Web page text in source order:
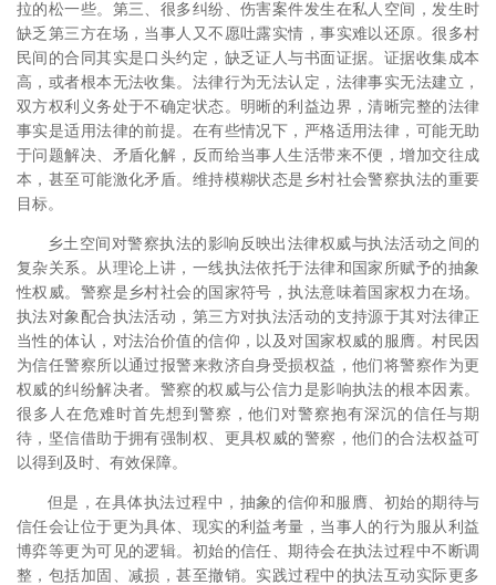
拉的松一些。第三、很多纠纷、伤害案件发生在私人空间，发生时
缺乏第三方在场，当事人又不愿吐露实情，事实难以还原。很多村
民间的合同其实是口头约定，缺乏证人与书面证据。证据收集成本
高，或者根本无法收集。法律行为无法认定，法律事实无法建立，
双方权利义务处于不确定状态。明晰的利益边界，清晰完整的法律
事实是适用法律的前提。在有些情况下，严格适用法律，可能无助
于问题解决、矛盾化解，反而给当事人生活带来不便，增加交往成
本，甚至可能激化矛盾。维持模糊状态是乡村社会警察执法的重要
目标。
乡土空间对警察执法的影响反映出法律权威与执法活动之间的
复杂关系。从理论上讲，一线执法依托于法律和国家所赋予的抽象
性权威。警察是乡村社会的国家符号，执法意味着国家权力在场。
执法对象配合执法活动，第三方对执法活动的支持源于其对法律正
当性的体认，对法治价值的信仰，以及对国家权威的服膺。村民因
为信任警察所以通过报警来救济自身受损权益，他们将警察作为更
权威的纠纷解决者。警察的权威与公信力是影响执法的根本因素。
很多人在危难时首先想到警察，他们对警察抱有深沉的信任与期
待，坚信借助于拥有强制权、更具权威的警察，他们的合法权益可
以得到及时、有效保障。
但是，在具体执法过程中，抽象的信仰和服膺、初始的期待与
信任会让位于更为具体、现实的利益考量，当事人的行为服从利益
博弈等更为可见的逻辑。初始的信任、期待会在执法过程中不断调
整，包括加固、减损，甚至撤销。实践过程中的执法互动实际更多